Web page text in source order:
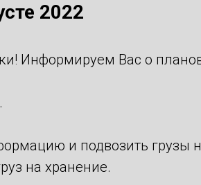
2022
Информируем Вас о
и подвозить грузы
на хранение.